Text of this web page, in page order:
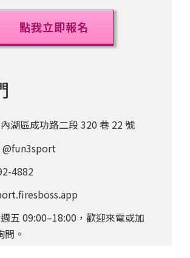
點我立即報名
湖區成功路二段 320 巷 22 號
@fun3sport
4882
五 09:00–18:00，歡迎來電或加
問。